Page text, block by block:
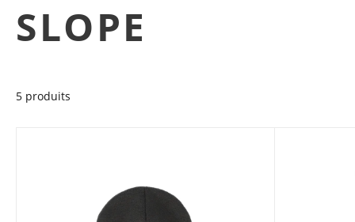
SLOPE
5 produits